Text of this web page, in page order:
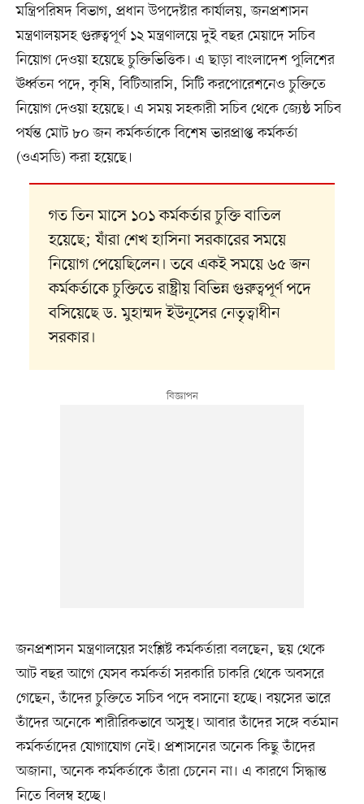
মন্ত্রিপরিষদ বিভাগ, প্রধান উপদেষ্টার কার্যালয়, জনপ্রশাসন
মন্ত্রণালয়সহ গুরুত্বপূর্ণ ১২ মন্ত্রণালয়ে দুই বছর মেয়াদে সচিব
নিয়োগ দেওয়া হয়েছে চুক্তিভিত্তিক। এ ছাড়া বাংলাদেশ পুলিশের
ঊর্ধ্বতন পদে, কৃষি, বিটিআরসি, সিটি করপোরেশনেও চুক্তিতে
নিয়োগ দেওয়া হয়েছে। এ সময় সহকারী সচিব থেকে জ্যেষ্ঠ সচিব
পর্যন্ত মোট ৮০ জন কর্মকর্তাকে বিশেষ ভারপ্রাপ্ত কর্মকর্তা
(ওএসডি) করা হয়েছে।
গত তিন মাসে ১০১ কর্মকর্তার চুক্তি বাতিল
হয়েছে; যাঁরা শেখ হাসিনা সরকারের সময়ে
নিয়োগ পেয়েছিলেন। তবে একই সময়ে ৬৫ জন
কর্মকর্তাকে চুক্তিতে রাষ্ট্রীয় বিভিন্ন গুরুত্বপূর্ণ পদে
বসিয়েছে ড. মুহাম্মদ ইউনূসের নেতৃত্বাধীন
সরকার।
জনপ্রশাসন মন্ত্রণালয়ের সংশ্লিষ্ট কর্মকর্তারা বলছেন, ছয় থেকে
আট বছর আগে যেসব কর্মকর্তা সরকারি চাকরি থেকে অবসরে
গেছেন, তাঁদের চুক্তিতে সচিব পদে বসানো হচ্ছে। বয়সের ভারে
তাঁদের অনেকে শারীরিকভাবে অসুস্থ। আবার তাঁদের সঙ্গে বর্তমান
কর্মকর্তাদের যোগাযোগ নেই। প্রশাসনের অনেক কিছু তাঁদের
অজানা, অনেক কর্মকর্তাকে তাঁরা চেনেন না। এ কারণে সিদ্ধান্ত
নিতে বিলম্ব হচ্ছে।